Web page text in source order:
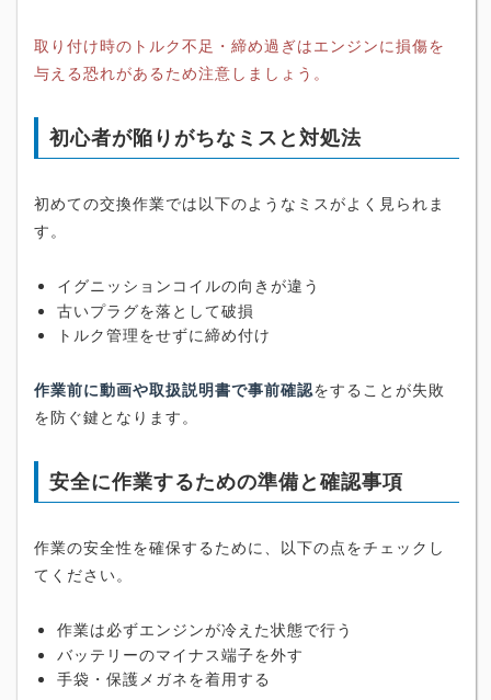
取り付け時のトルク不足・締め過ぎはエンジンに損傷を
与える恐れがあるため注意しましょう。
初心者が陥りがちなミスと対処法
初めての交換作業では以下のようなミスがよく見られま
す。
イグニッションコイルの向きが違う
古いプラグを落として破損
トルク管理をせずに締め付け
作業前に動画や取扱説明書で事前確認をすることが失敗
を防ぐ鍵となります。
安全に作業するための準備と確認事項
作業の安全性を確保するために、以下の点をチェックし
てください。
作業は必ずエンジンが冷えた状態で行う
バッテリーのマイナス端子を外す
手袋・保護メガネを着用する